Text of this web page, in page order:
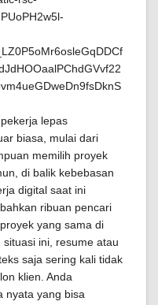
lepas
biasa, mulai dari
memilih proyek
di balik kebebasan
digital saat ini
ribuan pencari
yang sama di
ini, resume atau
saja sering kali tidak
klien. Anda
nyata yang bisa